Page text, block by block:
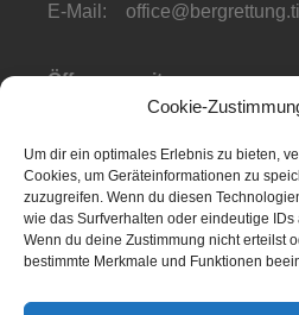
Cookie-
Um dir ein optimales Erlebnis zu bieten,
Cookies, um Geräteinformationen zu
zuzugreifen. Wenn du diesen
wie das Surfverhalten oder eindeutige
Wenn du deine Zustimmung nicht erteilst
bestimmte Merkmale und Funktionen
E-Mail:
Öffnungszeiten:
Mo-Do: 08:00-17:00
Telefonzeiten:
Mo-Fr: 08:00-12:00